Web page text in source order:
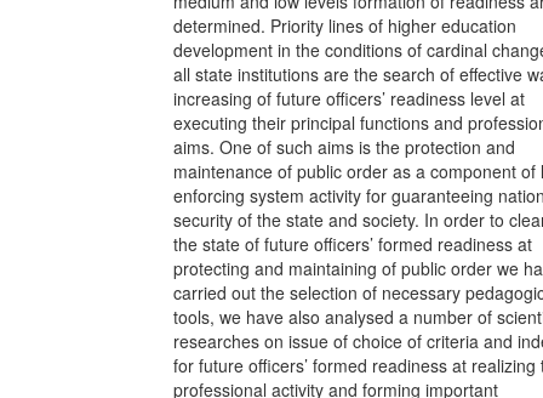
determined. Priority lines of higher education
development in the conditions of cardinal
all state institutions are the search of effective
increasing of future officers’ readiness level at
executing their principal functions and
aims. One of such aims is the protection and
maintenance of public order as a component of
enforcing system activity for guaranteeing
security of the state and society. In order to
the state of future officers’ formed readiness at
protecting and maintaining of public order we
carried out the selection of necessary
tools, we have also analysed a number of
researches on issue of choice of criteria and
for future officers’ formed readiness at realizing
professional activity and forming important